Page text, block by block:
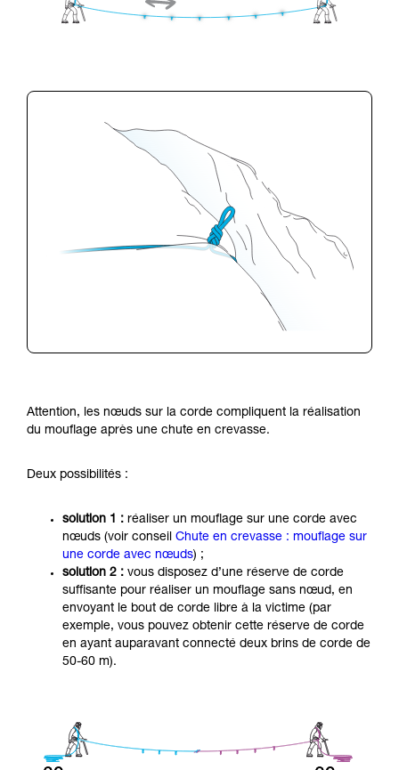
Attention, les nœuds sur la corde compliquent la réalisation
du mouflage après une chute en crevasse.
Deux possibilités :
solution 1 : réaliser un mouflage sur une corde avec
nœuds (voir conseil Chute en crevasse : mouflage sur
une corde avec nœuds) ;
solution 2 : vous disposez d’une réserve de corde
suffisante pour réaliser un mouflage sans nœud, en
envoyant le bout de corde libre à la victime (par
exemple, vous pouvez obtenir cette réserve de corde
en ayant auparavant connecté deux brins de corde de
50-60 m).